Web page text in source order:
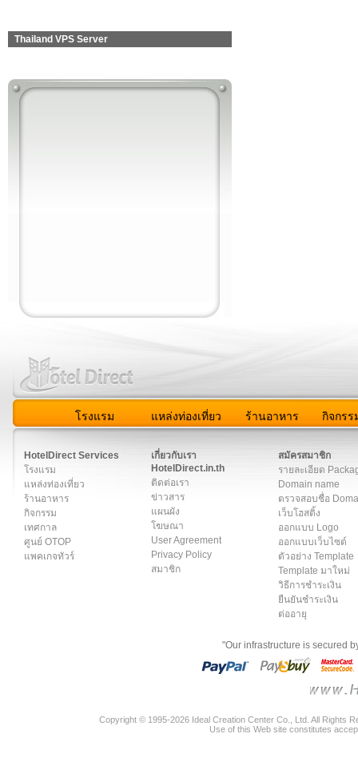
Thailand VPS Server
โรงแรม แหล่งท่องเที่ยว ร้านอาหาร กิจกรร
HotelDirect Services
โรงแรม
แหล่งท่องเที่ยว
ร้านอาหาร
กิจกรรม
เทศกาล
ศูนย์ OTOP
แพคเกจทัวร์
เกี่ยวกับเรา
HotelDirect.in.th
ติดต่อเรา
ข่าวสาร
แผนผัง
โฆษณา
User Agreement
Privacy Policy
สมาชิก
สมัครสมาชิก
รายละเอียด
Domain name
ตรวจสอบชื่อ
เว็บโฮสติ้ง
ออกแบบ Logo
ออกแบบเว็บไซต์
ตัวอย่าง Template
Template มาใหม่
วิธีการชำระเงิน
ยืนยันชำระเงิน
ต่ออายุ
"Our infrastructure is secured
Copyright © 1995-2026 Ideal Creation Center Co., Ltd. All Rights
Use of this Web site constitutes